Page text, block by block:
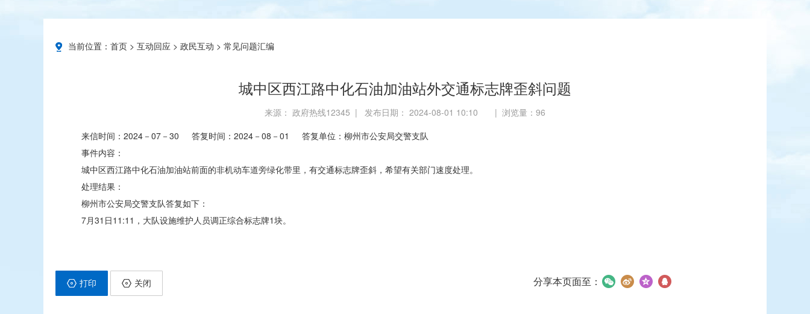
当前位置： 首页 > 互动回应 > 政民互动 > 常见问题汇编
城中区西江路中化石油加油站外交通标志牌歪斜问题
来源： 政府热线12345 | 发布日期： 2024-08-01 10:10 | 浏览量： 96
来信时间：2024－07－30 答复时间：2024－08－01 答复单位： 柳州市公安局交警支队
事件内容：
城中区西江路中化石油加油站前面的非机动车道旁绿化带里，有交通标志牌歪斜，希望有关部门速度处理。
处理结果：
柳州市公安局交警支队答复如下：
7月31日11:11，大队设施维护人员调正综合标志牌1块。
打印 关闭 分享本页面至：